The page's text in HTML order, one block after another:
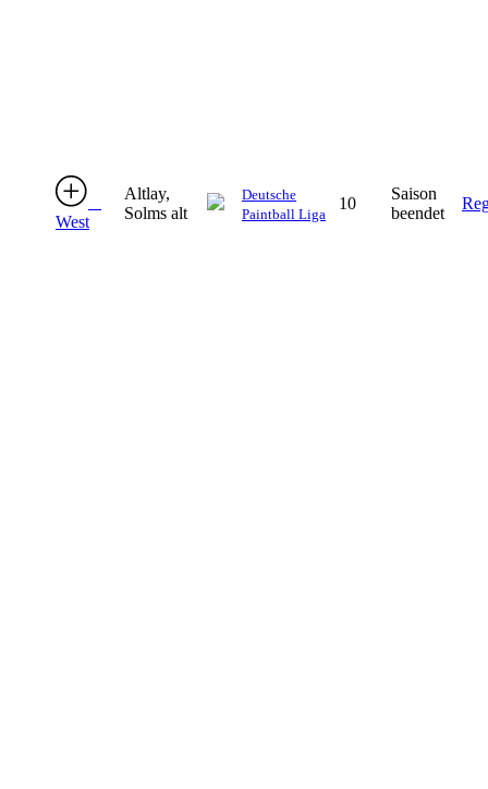
West
Altlay,
Solms alt
Deutsche
Paintball Liga
10
Saison
beendet